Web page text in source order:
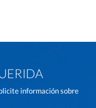
información sobre